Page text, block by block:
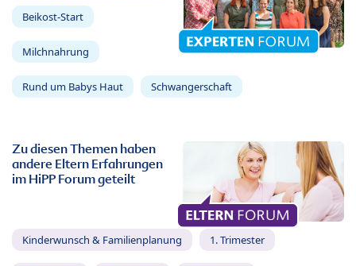
Beikost-Start
Milchnahrung
Rund um Babys Haut Schwangerschaft
Zu diesen Themen haben
andere Eltern Erfahrungen
im HiPP Forum geteilt
Kinderwunsch & Familienplanung 1. Trimester